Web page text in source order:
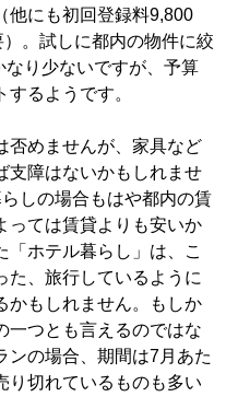
他にも初回登録料9,800
。試しに都内の物件に絞
り少ないですが、予算
るようです。
めませんが、家具など
支障はないかもしれませ
しの場合もはや都内の賃
っては賃貸よりも安いか
「ホテル暮らし」は、こ
た、旅行しているように
かもしれません。もしか
一つとも言えるのではな
ンの場合、期間は7月あた
り切れているものも多い